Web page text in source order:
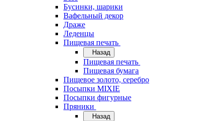
Бусинки, шарики
Вафельный декор
Драже
Леденцы
Пищевая печать
Назад
Пищевая печать
Пищевая бумага
Пищевое золото, серебро
Посыпки MIXIE
Посыпки фигурные
Пряники
Назад